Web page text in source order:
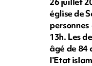
église de
13h. Les
âgé de 84
l'Etat